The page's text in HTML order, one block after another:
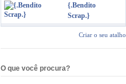
{.Bendito
Scrap.}
Criar o seu atalho
O que você procura?